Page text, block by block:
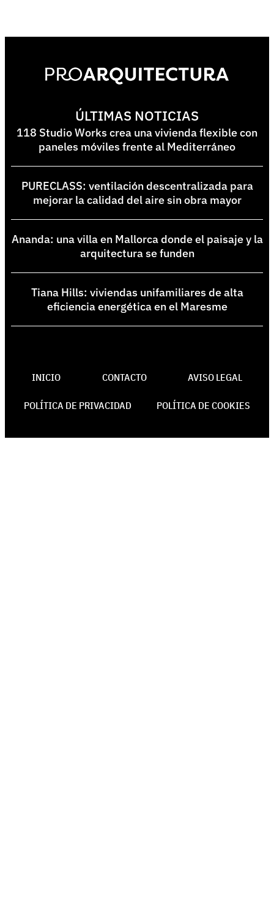
ÚLTIMAS NOTICIAS
118 Studio Works crea una vivienda flexible con
paneles móviles frente al Mediterráneo
PURECLASS: ventilación descentralizada para
mejorar la calidad del aire sin obra mayor
Ananda: una villa en Mallorca donde el paisaje y la
arquitectura se funden
Tiana Hills: viviendas unifamiliares de alta
eficiencia energética en el Maresme
INICIO CONTACTO AVISO LEGAL
POLÍTICA DE PRIVACIDAD POLÍTICA DE COOKIES